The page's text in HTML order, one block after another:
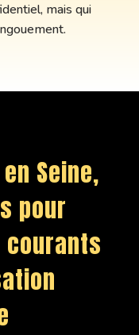
mais qui
Seine,
pour